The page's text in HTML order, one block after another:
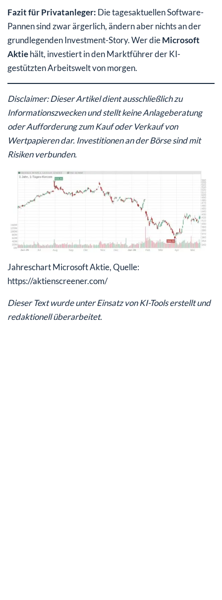
Fazit für Privatanleger: Die tagesaktuellen Software-
Pannen sind zwar ärgerlich, ändern aber nichts an der
grundlegenden Investment-Story. Wer dieMicrosoft
Aktiehält, investiert in den Marktführer der KI-
gestützten Arbeitswelt von morgen.
Disclaimer: Dieser Artikel dient ausschließlich zu
Informationszwecken und stellt keine Anlageberatung
oder Aufforderung zum Kauf oder Verkauf von
Wertpapieren dar. Investitionen an der Börse sind mit
Risiken verbunden.
Jahreschart Microsoft Aktie, Quelle:
https://aktienscreener.com/
Dieser Text wurde unter Einsatz von KI-Tools erstellt und
redaktionell überarbeitet.